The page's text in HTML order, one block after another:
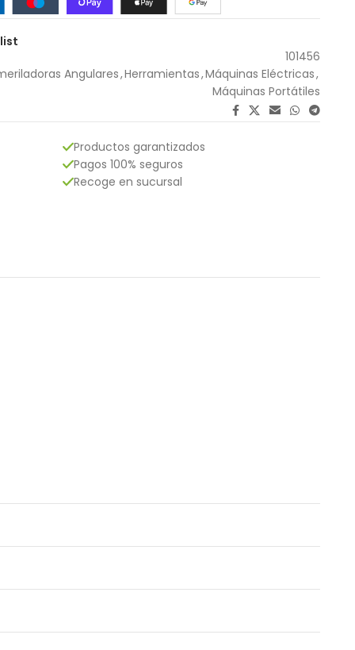
101456
Angulares,Herramientas,Máquinas Eléctricas,
Máquinas Portátiles
Productos garantizados
Pagos 100% seguros
Recoge en sucursal